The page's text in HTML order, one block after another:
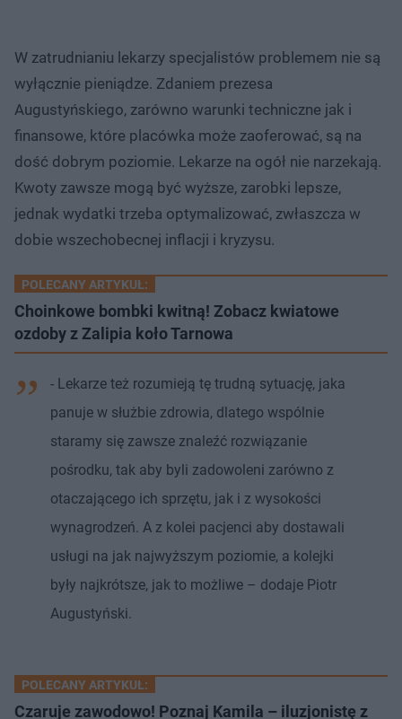
W zatrudnianiu lekarzy specjalistów problemem nie są
wyłącznie pieniądze. Zdaniem prezesa
Augustyńskiego, zarówno warunki techniczne jak i
finansowe, które placówka może zaoferować, są na
dość dobrym poziomie. Lekarze na ogół nie narzekają.
Kwoty zawsze mogą być wyższe, zarobki lepsze,
jednak wydatki trzeba optymalizować, zwłaszcza w
dobie wszechobecnej inflacji i kryzysu.
POLECANY ARTYKUŁ:
Choinkowe bombki kwitną! Zobacz kwiatowe
ozdoby z Zalipia koło Tarnowa
- Lekarze też rozumieją tę trudną sytuację, jaka
panuje w służbie zdrowia, dlatego wspólnie
staramy się zawsze znaleźć rozwiązanie
pośrodku, tak aby byli zadowoleni zarówno z
otaczającego ich sprzętu, jak i z wysokości
wynagrodzeń. A z kolei pacjenci aby dostawali
usługi na jak najwyższym poziomie, a kolejki
były najkrótsze, jak to możliwe – dodaje Piotr
Augustyński.
POLECANY ARTYKUŁ:
Czaruje zawodowo! Poznaj Kamila – iluzjonistę z